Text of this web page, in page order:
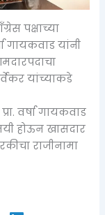
पक्षाच्या
गायकवाड यांनी
यांच्याकडे
वर्षा गायकवाड
होऊन खासदार
राजीनामा